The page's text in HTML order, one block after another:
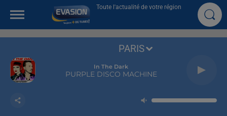
Toute l'actualité de votre région
In The Dark
PURPLE DISCO MACHINE
PARIS